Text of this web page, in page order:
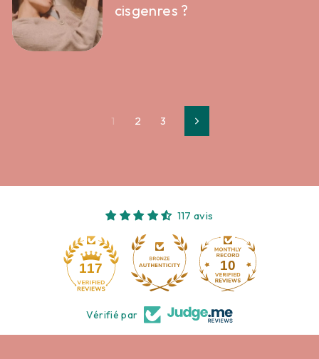
cisgenres ?
1 2 3 Suivant
117 avis
117 10
Vérifié par